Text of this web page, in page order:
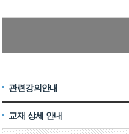
관련강의안내
교재 상세 안내